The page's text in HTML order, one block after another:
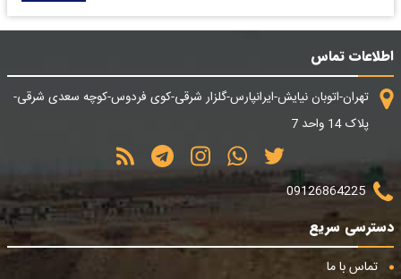
اطلاعات تماس
تهران-اتوبان نیایش-ایرانپارس-گلزار شرقی-کوی فردوس-کوچه سعدی شرقی-
پلاک 14 واحد 7
09126864225
دسترسی سریع
تماس با ما